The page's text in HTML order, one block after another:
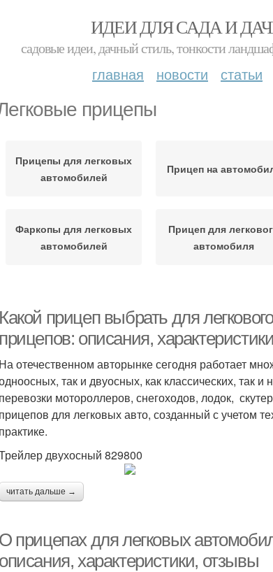
ИДЕИ ДЛЯ САДА И
садовые идеи, дачный стиль, тонкости
главная новости статьи
прицепы
Прицепы для легковых
автомобилей
Прицеп на
Фаркопы для легковых
автомобилей
Прицеп для
автомобиля
Какой прицеп выбрать для
прицепов: описания,
На отечественном авторынке сегодня работает
так и двуосных, как классических, так
перевозки мотороллеров, снегоходов, лодок,
прицепов для легковых авто, созданный с учетом
практике.
двухосный 829800
читать дальше →
О прицепах для легковых
описания, характеристики, отзывы